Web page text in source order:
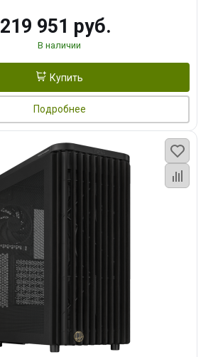
219 951 руб.
В наличии
Купить
Подробнее